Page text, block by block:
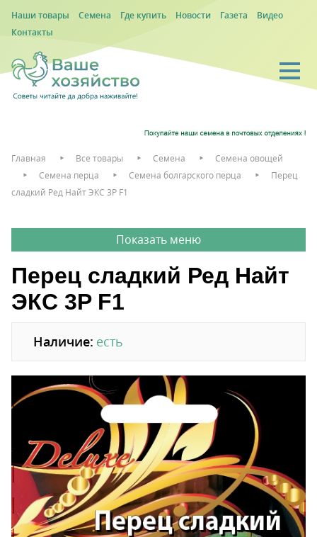
Наши товары Семена Где купить Новости Газета
Видео
Контакты
Главная Все товары Семена
Семена овощей
Семена перца
Семена болгарского перца
Перец
сладкий Ред Найт ЭКС 3P F1
Перец сладкий Ред Найт
ЭКС 3P F1
Наличие: есть